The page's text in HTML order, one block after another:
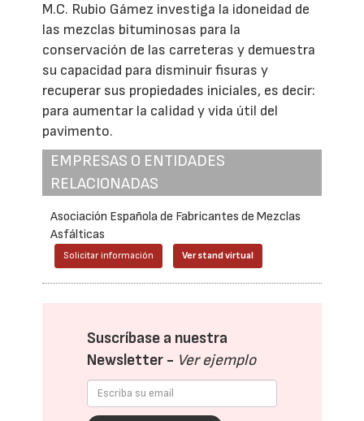
M.C. Rubio Gámez investiga la idoneidad de
las mezclas bituminosas para la
conservación de las carreteras y demuestra
su capacidad para disminuir fisuras y
recuperar sus propiedades iniciales, es decir:
para aumentar la calidad y vida útil del
pavimento.
EMPRESAS O ENTIDADES
RELACIONADAS
Asociación Española de Fabricantes de Mezclas
Asfálticas
Solicitar información Ver stand virtual
Suscríbase a nuestra
Newsletter - Ver ejemplo